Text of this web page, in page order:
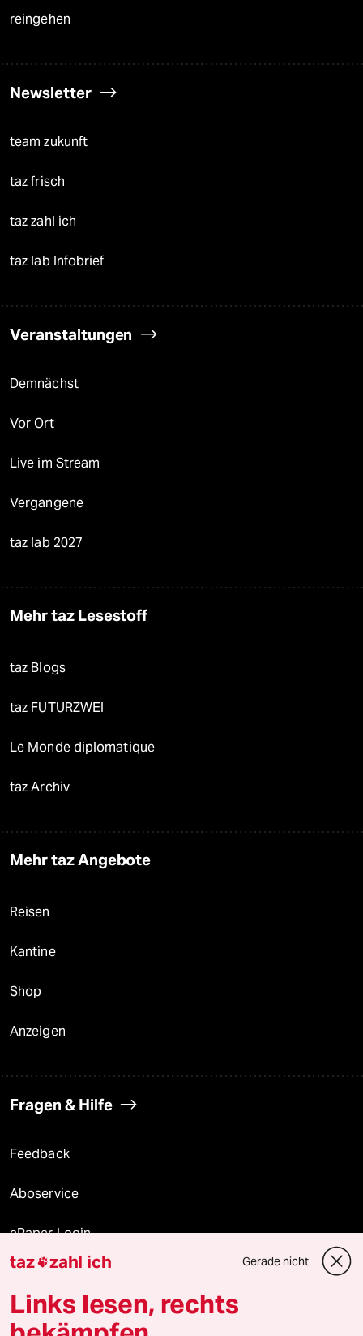
reingehen
Newsletter
team zukunft
taz frisch
taz zahl ich
taz lab Infobrief
Veranstaltungen
Demnächst
Vor Ort
Live im Stream
Vergangene
taz lab 2027
Mehr taz Lesestoff
taz Blogs
taz FUTURZWEI
Le Monde diplomatique
taz Archiv
Mehr taz Angebote
Reisen
Kantine
Shop
Anzeigen
Fragen & Hilfe
Feedback
Aboservice
ePaper Login
Downloads für Abonnierende
taz zahl ich Gerade nicht
Links lesen, rechts